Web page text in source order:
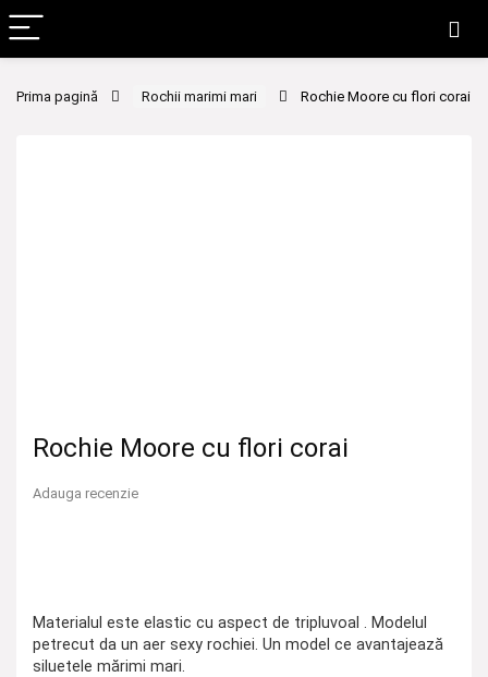
Prima pagină Rochii marimi mari Rochie Moore cu flori corai
Rochie Moore cu flori corai
Adauga recenzie
Materialul este elastic cu aspect de tripluvoal . Modelul
petrecut da un aer sexy rochiei. Un model ce avantajează
siluetele mărimi mari.